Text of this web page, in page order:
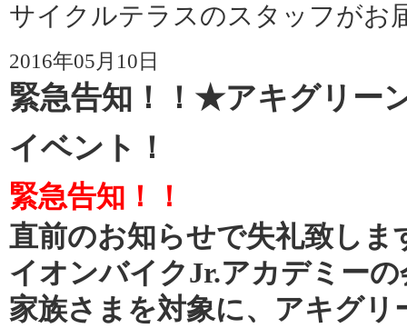
サイクルテラスのスタッフがお
2016年05月10日
緊急告知！！★アキグリー
イベント！
緊急告知！！
直前のお知らせで失礼致しま
イオンバイクJr.アカデミー
家族さまを対象に、アキグリ